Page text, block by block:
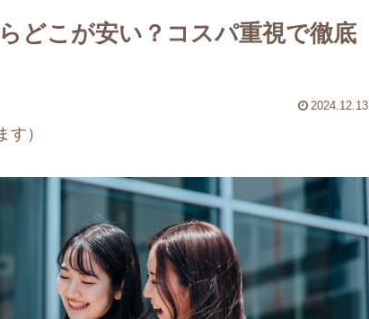
どこが安い？コスパ重視で徹底
2024.12.13
す）